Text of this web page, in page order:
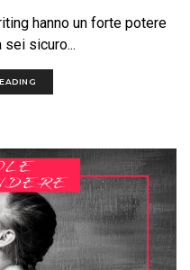
hanno un forte potere
sicuro...